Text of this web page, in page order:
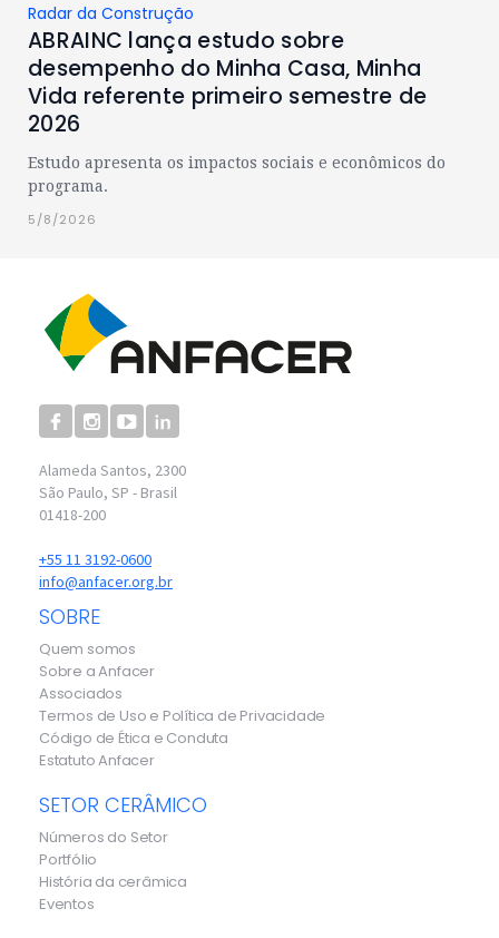
Radar da Construção
ABRAINC lança estudo sobre
desempenho do Minha Casa, Minha
Vida referente primeiro semestre de
2026
Estudo apresenta os impactos sociais e econômicos do
programa.
5/8/2026
Alameda Santos, 2300
São Paulo, SP - Brasil
01418-200
+55 11 3192-0600
info@anfacer.org.br
SOBRE
Quem somos
Sobre a Anfacer
Associados
Termos de Uso e Política de Privacidade
Código de Ética e Conduta
Estatuto Anfacer
SETOR CERÂMICO
Números do Setor
Portfólio
História da cerâmica
Eventos